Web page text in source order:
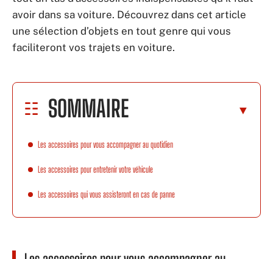
avoir dans sa voiture. Découvrez dans cet article
une sélection d’objets en tout genre qui vous
faciliteront vos trajets en voiture.
SOMMAIRE
Les accessoires pour vous accompagner au quotidien
Les accessoires pour entretenir votre véhicule
Les accessoires qui vous assisteront en cas de panne